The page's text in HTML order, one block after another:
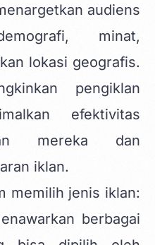
audiens
minat,
lokasi geografis.
pengiklan
efektivitas
mereka dan
iklan.
memilih jenis iklan:
berbagai